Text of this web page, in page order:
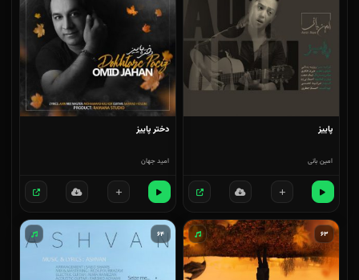
پاییز
امین بانی
دختر پاییز
امید جهان
۶۳ ۶۴